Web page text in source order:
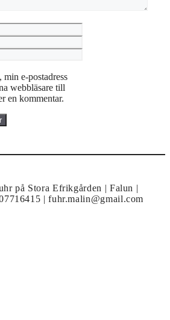
min e-postadress
webbläsare till
en kommentar.
på Stora Efrikgården | Falun |
| fuhr.malin@gmail.com